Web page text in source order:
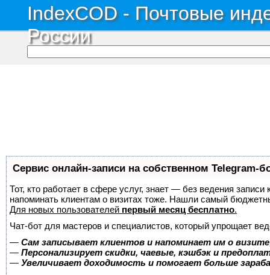
IndexCOD - Почтовые
России
Сервис онлайн-записи на собственном Telegram-
Тот, кто работает в сфере услуг, знает — без ведения
напоминать клиентам о визитах тоже. Нашли самый
Для новых пользователей первый месяц бесплатно.
Чат-бот для мастеров и специалистов, который упрощает
— Сам записывает клиентов и напоминает им о
— Персонализирует скидки, чаевые, кэшбэк и
— Увеличивает доходимость и помогает больше